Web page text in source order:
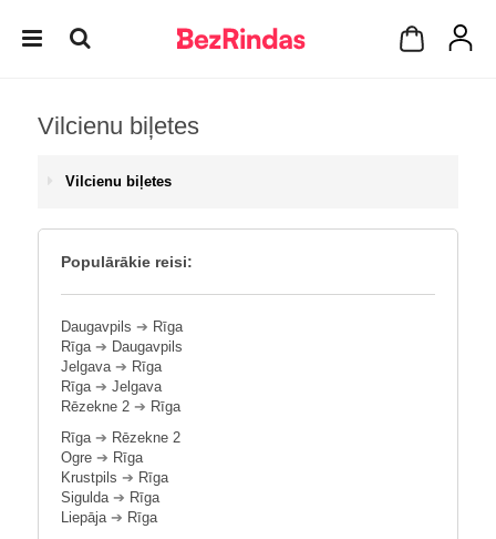
Vilcienu biļetes
Vilcienu biļetes
Populārākie reisi:
Daugavpils ➔ Rīga
Rīga➔ Daugavpils
Jelgava➔ Rīga
Rīga➔ Jelgava
Rēzekne 2 ➔ Rīga
Rīga➔ Rēzekne 2
Ogre ➔ Rīga
Krustpils ➔ Rīga
Sigulda➔ Rīga
Liepāja➔ Rīga